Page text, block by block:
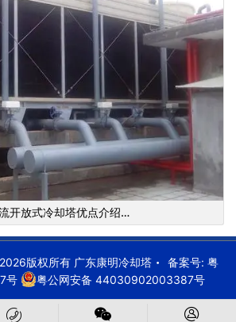
开放式冷却塔优点介绍…
版权所有 广东康明冷却塔 备案号: 粤
号
粤公网安备 44030902003387号